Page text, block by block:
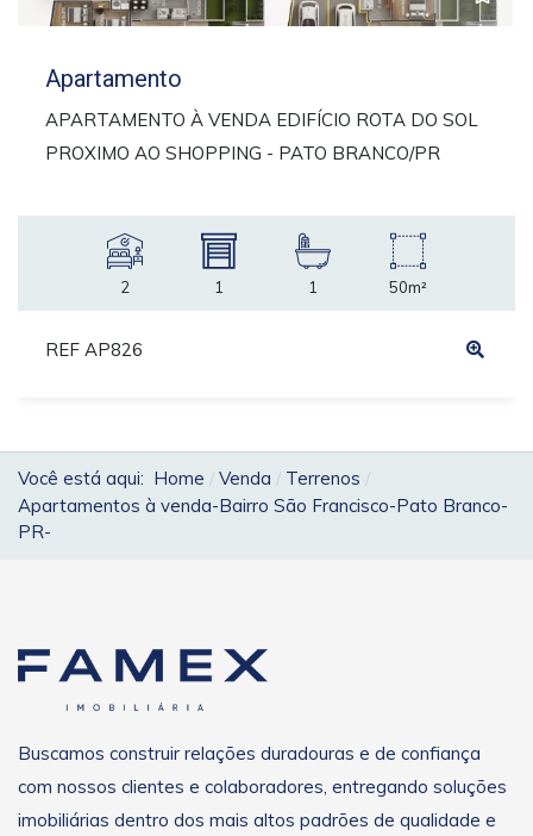
Apartamento
APARTAMENTO À VENDA EDIFÍCIO ROTA DO SOL
PROXIMO AO SHOPPING - PATO BRANCO/PR
2 1 1 50m²
REF AP826
Você está aqui: Home Venda
Terrenos
Apartamentos à venda-Bairro São Francisco-Pato Branco-
PR-
Buscamos construir relações duradouras e de confiança
com nossos clientes e colaboradores, entregando soluções
imobiliárias dentro dos mais altos padrões de qualidade e